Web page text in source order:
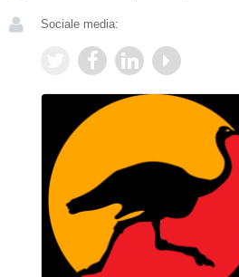
Sociale media: